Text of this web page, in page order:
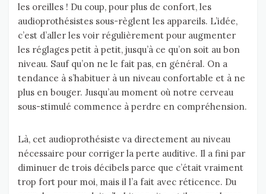
les oreilles ! Du coup, pour plus de confort, les
audioprothésistes sous-règlent les appareils. L’idée,
c’est d’aller les voir régulièrement pour augmenter
les réglages petit à petit, jusqu’à ce qu’on soit au bon
niveau. Sauf qu’on ne le fait pas, en général. On a
tendance à s’habituer à un niveau confortable et à ne
plus en bouger. Jusqu’au moment où notre cerveau
sous-stimulé commence à perdre en compréhension.
Là, cet audioprothésiste va directement au niveau
nécessaire pour corriger la perte auditive. Il a fini par
diminuer de trois décibels parce que c’était vraiment
trop fort pour moi, mais il l’a fait avec réticence. Du